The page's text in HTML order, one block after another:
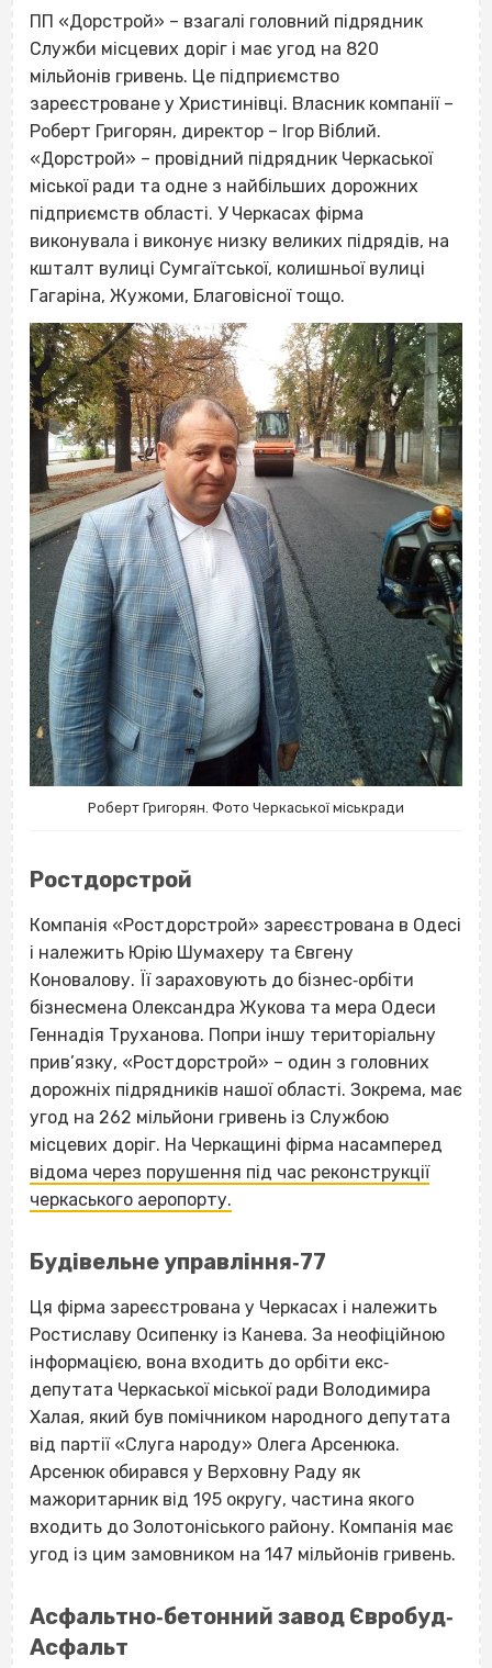
ПП «Дорстрой» – взагалі головний підрядник
Служби місцевих доріг і має угод на 820
мільйонів гривень. Це підприємство
зареєстроване у Христинівці. Власник компанії –
Роберт Григорян, директор – Ігор Віблий.
«Дорстрой» – провідний підрядник Черкаської
міської ради та одне з найбільших дорожних
підприємств області. У Черкасах фірма
виконувала і виконує низку великих підрядів, на
кшталт вулиці Сумгаїтської, колишньої вулиці
Гагаріна, Жужоми, Благовісної тощо.
Роберт Григорян. Фото Черкаської міськради
Ростдорстрой
Компанія «Ростдорстрой» зареєстрована в Одесі
і належить Юрію Шумахеру та Євгену
Коновалову. Її зараховують до бізнес‐орбіти
бізнесмена Олександра Жукова та мера Одеси
Геннадія Труханова. Попри іншу територіальну
прив’язку, «Ростдорстрой» – один з головних
дорожніх підрядників нашої області. Зокрема, має
угод на 262 мільйони гривень із Службою
місцевих доріг. На Черкащині фірма насамперед
відома через порушення під час реконструкції
черкаського аеропорту.
Будівельне управління‐77
Ця фірма зареєстрована у Черкасах і належить
Ростиславу Осипенку із Канева. За неофіційною
інформацією, вона входить до орбіти екс‐
депутата Черкаської міської ради Володимира
Халая, який був помічником народного депутата
від партії «Слуга народу» Олега Арсенюка.
Арсенюк обирався у Верховну Раду як
мажоритарник від 195 округу, частина якого
входить до Золотоніського району. Компанія має
угод із цим замовником на 147 мільйонів гривень.
Асфальтно‐бетонний завод Євробуд‐
Асфальт